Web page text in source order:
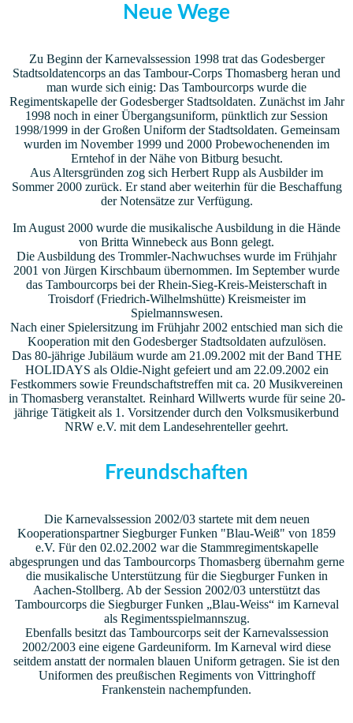
Neue Wege
Zu Beginn der Karnevalssession 1998 trat das Godesberger
Stadtsoldatencorps an das Tambour-Corps Thomasberg heran und
man wurde sich einig: Das Tambourcorps wurde die
Regimentskapelle der Godesberger Stadtsoldaten. Zunächst im Jahr
1998 noch in einer Übergangsuniform, pünktlich zur Session
1998/1999 in der Großen Uniform der Stadtsoldaten. Gemeinsam
wurden im November 1999 und 2000 Probewochenenden im
Erntehof in der Nähe von Bitburg besucht.
Aus Altersgründen zog sich Herbert Rupp als Ausbilder im
Sommer 2000 zurück. Er stand aber weiterhin für die Beschaffung
derNotensätze zur Verfügung.
Im August 2000 wurde die musikalische Ausbildung in die Hände
von Britta Winnebeck aus Bonn gelegt.
Die Ausbildung des Trommler-Nachwuchses wurde im Frühjahr
2001 von Jürgen Kirschbaum übernommen. Im September wurde
das Tambourcorps bei der Rhein-Sieg-Kreis-Meisterschaft in
Troisdorf (Friedrich-Wilhelmshütte) Kreismeister im
Spielmannswesen.
Nach einer Spielersitzung im Frühjahr 2002 entschied man sich die
Kooperation mit den Godesberger Stadtsoldaten aufzulösen.
Das 80-jährige Jubiläum wurde am 21.09.2002 mit der Band THE
HOLIDAYS als Oldie-Night gefeiert und am 22.09.2002 ein
Festkommers sowie Freundschaftstreffen mit ca. 20 Musikvereinen
in Thomasberg veranstaltet. Reinhard Willwerts wurde für seine 20-
jährige Tätigkeit als 1. Vorsitzender durch den Volksmusikerbund
NRW e.V. mit dem Landesehrenteller geehrt.
Freundschaften
Die Karnevalssession 2002/03 startete mit dem neuen
Kooperationspartner Siegburger Funken "Blau-Weiß" von 1859
e.V. Für den 02.02.2002 war die Stammregimentskapelle
abgesprungen und das Tambourcorps Thomasberg übernahm gerne
die musikalische Unterstützung für die Siegburger Funken in
Aachen-Stollberg. Ab der Session 2002/03 unterstützt das
Tambourcorps die Siegburger Funken „Blau-Weiss“ im Karneval
als Regimentsspielmannszug.
Ebenfalls besitzt das Tambourcorps seit der Karnevalssession
2002/2003 eine eigene Gardeuniform. Im Karneval wird diese
seitdem anstatt der normalen blauen Uniform getragen. Sie ist den
Uniformen des preußischen Regiments von Vittringhoff
Frankenstein nachempfunden.